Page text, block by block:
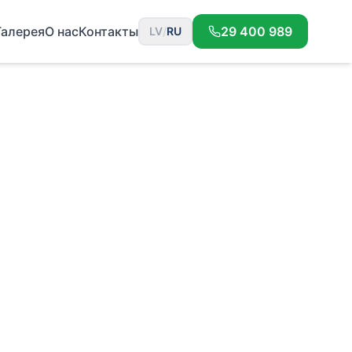
О насКонтакты LV/RU 29 400 989